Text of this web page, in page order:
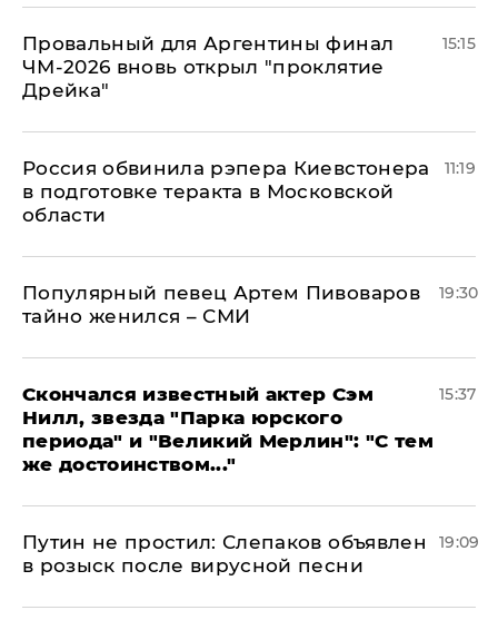
Провальный для Аргентины финал
ЧМ-2026 вновь открыл "проклятие
Дрейка"
15:15
Россия обвинила рэпера Киевстонера
в подготовке теракта в Московской
области
11:19
Популярный певец Артем Пивоваров
тайно женился – СМИ
19:30
Скончался известный актер Сэм
Нилл, звезда "Парка юрского
периода" и "Великий Мерлин": "С тем
же достоинством..."
15:37
Путин не простил: Слепаков объявлен
в розыск после вирусной песни
19:09